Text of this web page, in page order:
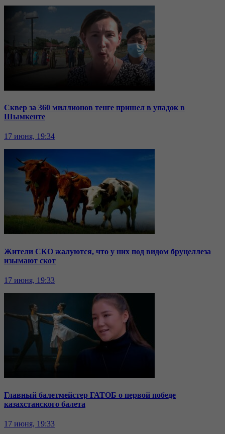
Сквер за 360 миллионов тенге пришел в упадок в
Шымкенте
17 июня, 19:34
Жители СКО жалуются, что у них под видом бруцеллеза
изымают скот
17 июня, 19:33
Главный балетмейстер ГАТОБ о первой победе
казахстанского балета
17 июня, 19:33